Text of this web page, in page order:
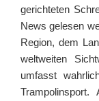
gerichteten
News gelesen
Region, dem
weltweiten
umfasst